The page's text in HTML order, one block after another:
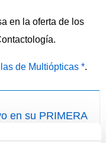
en la oferta de los
de Multiópticas *.
en su PRIMERA